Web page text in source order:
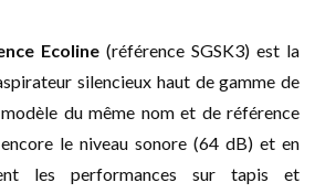
Ecoline (référence SGSK3) est la
silencieux haut de gamme de
du même nom et de référence
le niveau sonore (64 dB) et en
les performances sur tapis et